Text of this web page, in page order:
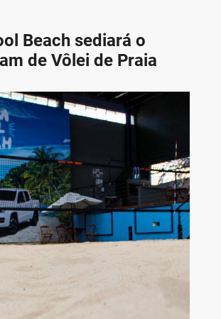
Beach sediará o
de Vôlei de Praia